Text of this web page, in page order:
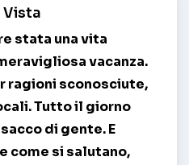
Vista
stata una vita
vacanza.
ragioni sconosciute,
Tutto il giorno
di gente. E
come si salutano,